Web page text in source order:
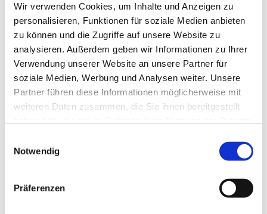
Wir verwenden Cookies, um Inhalte und Anzeigen zu
personalisieren, Funktionen für soziale Medien anbieten
zu können und die Zugriffe auf unsere Website zu
analysieren. Außerdem geben wir Informationen zu Ihrer
Verwendung unserer Website an unsere Partner für
soziale Medien, Werbung und Analysen weiter. Unsere
Partner führen diese Informationen möglicherweise mit
weiteren Daten zusammen, die Sie ihnen bereitgestellt
Notwendig
Präferenzen